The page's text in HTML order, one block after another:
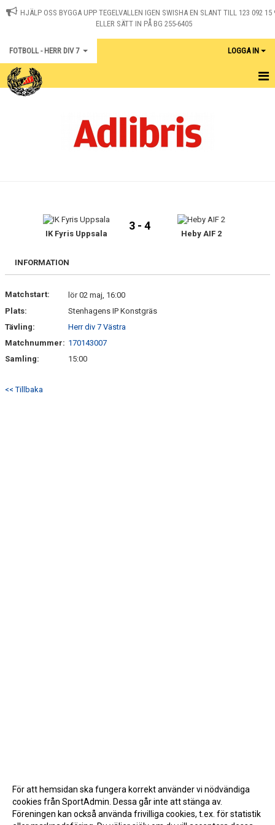
HJÄLP OSS BYGGA UPP TEGELVALLEN IGEN SWISHA EN SLANT TILL 123 092 15
ELLER SÄTT IN PÅ BG 255-6405
FOTBOLL - HERR DIV 7 LOGGA IN
IK Fyris Uppsala
3 - 4
Heby AIF 2
INFORMATION
Matchstart:
lör 02 maj, 16:00
Plats:
Stenhagens IP Konstgräs
Tävling:
Herr div 7 Västra
Matchnummer: 170143007
Samling:
15:00
<< Tillbaka
För att hemsidan ska fungera korrekt använder vi nödvändiga
cookies från SportAdmin. Dessa går inte att stänga av.
Föreningen kan också använda frivilliga cookies, t.ex. för statistik